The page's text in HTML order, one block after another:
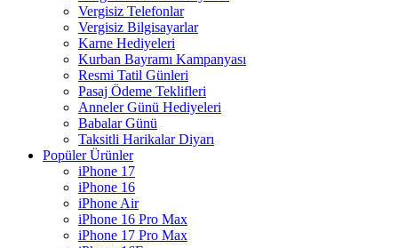
Vergisiz Telefonlar
Vergisiz Bilgisayarlar
Karne Hediyeleri
Kurban Bayramı Kampanyası
Resmi Tatil Günleri
Pasaj Ödeme Teklifleri
Anneler Günü Hediyeleri
Babalar Günü
Taksitli Harikalar Diyarı
Popüler Ürünler
iPhone 17
iPhone 16
iPhone Air
iPhone 16 Pro Max
iPhone 17 Pro Max